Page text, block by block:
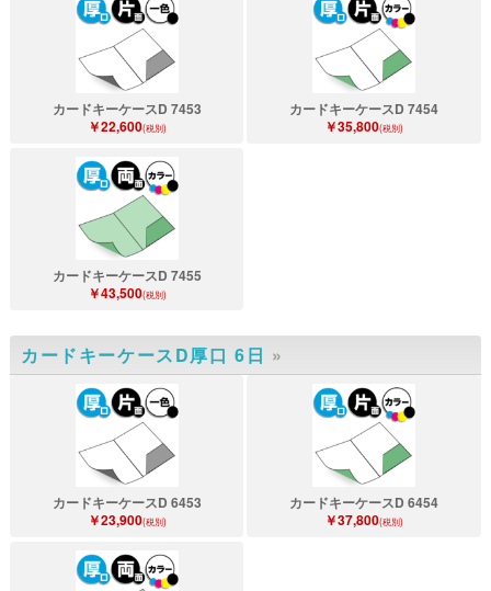
カードキーケースD 7453
￥22,600(税別)
カードキーケースD 7454
￥35,800(税別)
カードキーケースD 7455
￥43,500(税別)
カードキーケースD厚口 6日 »
カードキーケースD 6453
￥23,900(税別)
カードキーケースD 6454
￥37,800(税別)